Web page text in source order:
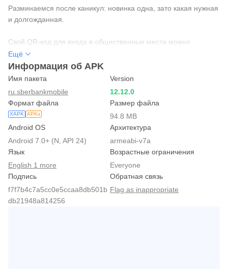
Разминаемся после каникул: новинка одна, зато какая нужная
и долгожданная.
Свой QR-код для входа в общественные места можно
сохранить в Профиле, чтобы не искать его каждый раз на
Госуслугах или среди снимков экрана. Всё что нужно — это
зайти в карточку «QR-код COVID-19» в разделе «Данные и
Ещё
Информация об APK
Имя пакета
ru.sberbankmobile
Version
12.12.0
Формат файла
XAPK APKs
Размер файла
94.8 MB
Android OS
Android 7.0+ (N, API 24)
Архитектура
armeabi-v7a
Язык
English 1 more
Возрастные ограничения
Everyone
Подпись
f7f7b4c7a5cc0e5ccaa8db501b
db21948a814256
Обратная связь
Flag as inappropriate